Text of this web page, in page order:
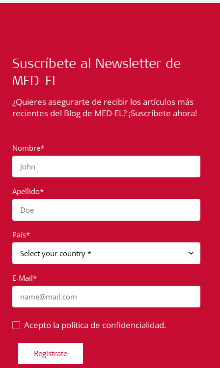
Suscríbete al Newsletter de
MED-EL
¿Quieres asegurarte de recibir los artículos más
recientes del Blog de MED-EL? ¡Suscríbete ahora!
Nombre*
John
Apellido*
Doe
País*
E-Mail*
name@mail.com
Acepto la política de confidencialidad.
Regístrate